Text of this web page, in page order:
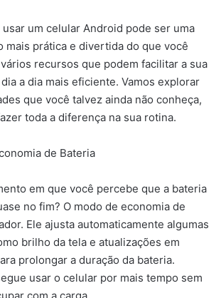
um celular Android pode ser uma
mais prática e divertida do que você
recursos que podem facilitar a sua
a dia mais eficiente. Vamos explorar
que você talvez ainda não conheça,
toda a diferença na sua rotina.
de Bateria
em que você percebe que a bateria
no fim? O modo de economia de
Ele ajusta automaticamente algumas
brilho da tela e atualizações em
prolongar a duração da bateria.
usar o celular por mais tempo sem
com a carga.